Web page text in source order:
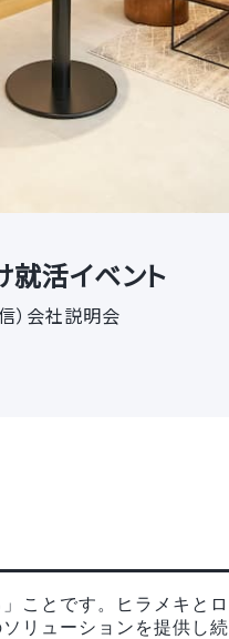
活イベント
）会社説明会
ことです。ヒラメキとロ
リューションを提供し続